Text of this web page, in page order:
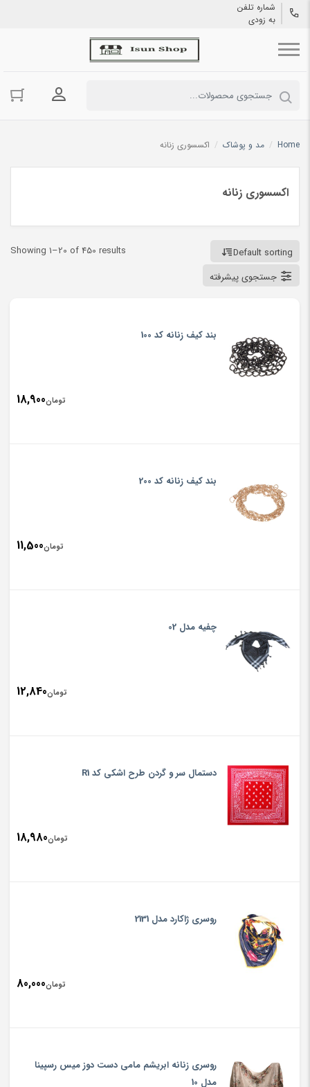
شماره تلفن
به زودی
ورود به
Home
/ مد و پوشاک / اکسسوری زنانه
اکسسوری زنانه
Showing 1–20 of 450 results
Default sorting
جستجوی پیشرفته
بند کیف زنانه کد 100
تومان18,900
بند کیف زنانه کد 200
تومان11,500
چفیه مدل 02
تومان12,840
دستمال سر و گردن طرح اشکی کد R1
تومان18,980
روسری ژاکارد مدل 2131
تومان80,000
روسری زنانه ابریشم مامی دست دوز میس رسپینا
مدل 10